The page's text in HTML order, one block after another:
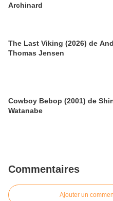
Archinard
The Last Viking (2026) de
Thomas Jensen
Cowboy Bebop (2001) de
Watanabe
Commentaires
Ajouter un